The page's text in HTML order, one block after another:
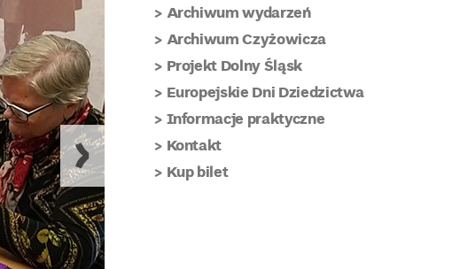
Archiwum wydarzeń
Archiwum Czyżowicza
Projekt Dolny Śląsk
Europejskie Dni Dziedzictwa
Informacje praktyczne
Kontakt
Kup bilet